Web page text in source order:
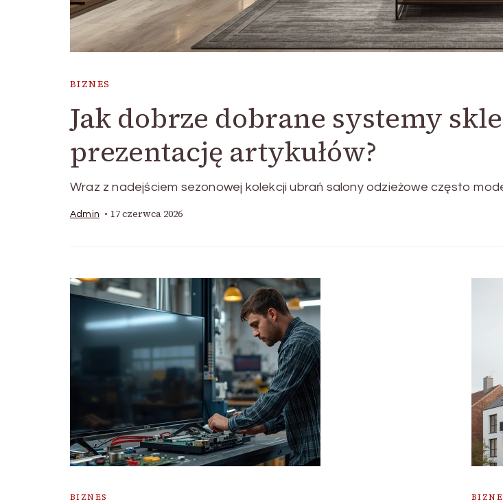
BIZNES
Jak dobrze dobrane systemy
prezentację artykułów?
Wraz z nadejściem sezonowej kolekcji ubrań salony odzieżowe często
Admin 17 czerwca 2026
BIZNES